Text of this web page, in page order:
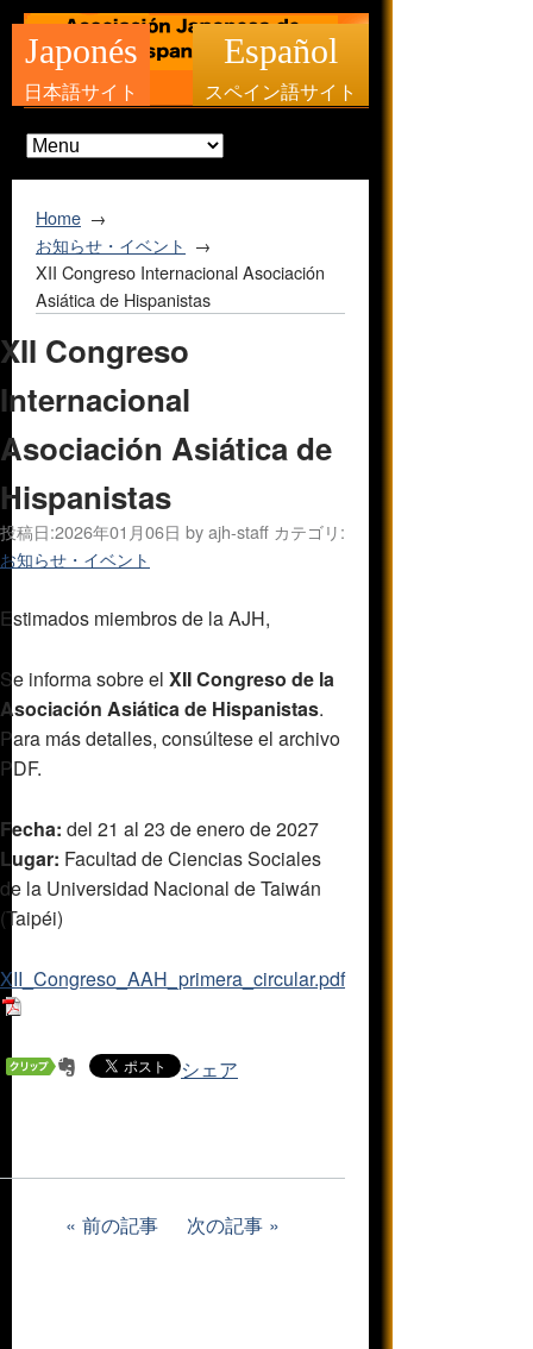
Japonés
日本語サイト
Español
スペイン語サイト
Home
お知らせ・イベント
XII Congreso Internacional Asociación
Asiática de Hispanistas
XII Congreso
Internacional
Asociación Asiática de
Hispanistas
投稿日:2026年01月06日 byajh-staff カテゴリ:
お知らせ・イベント
Estimados miembros de la AJH,
Se informa sobre el XII Congreso de la
Asociación Asiática de Hispanistas.
Para más detalles, consúltese el archivo
PDF.
Fecha: del 21 al 23 de enero de 2027
Lugar: Facultad de Ciencias Sociales
de la Universidad Nacional de Taiwán
(Taipéi)
XII_Congreso_AAH_primera_circular.pdf
シェア
前の記事 次の記事